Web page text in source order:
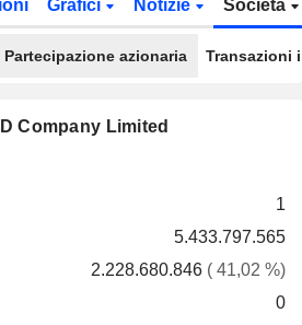
Grafici Notizie Società
Partecipazione azionaria Transazioni
Company Limited
1
5.433.797.565
2.228.680.846 ( 41,02 %)
0